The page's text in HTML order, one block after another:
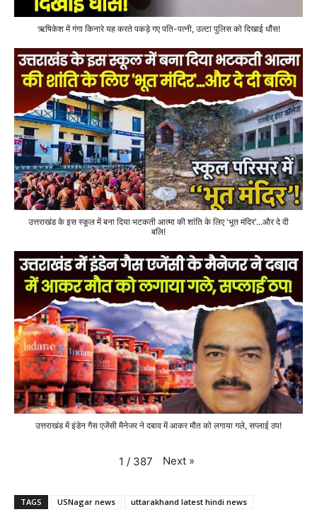
ऋषिकेश में गंगा किनारे यह करते पकड़े गए पति-पत्नी, उल्टा पुलिस को दिखाई धौंस!
उत्तराखंड के इस स्कूल में बना दिया भटकती आत्मा की शांति के लिए 'भूत मंदिर'...और दे दी
बलि!
उत्तराखंड में इंडेन गैस एजेंसी मैनेजर ने दबाव में आकर मौत को लगाया गले, सप्लाई ठप!
1 / 387 Next »
TAGS USNagar news uttarakhand latest hindi news